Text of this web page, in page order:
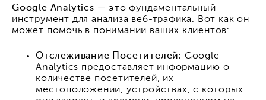
Google Analytics — это фундаментальный
инструмент для анализа веб-трафика. Вот как он
может помочь в понимании ваших клиентов:
Отслеживание Посетителей: Google
Analytics предоставляет информацию о
количестве посетителей, их
местоположении, устройствах, с которых